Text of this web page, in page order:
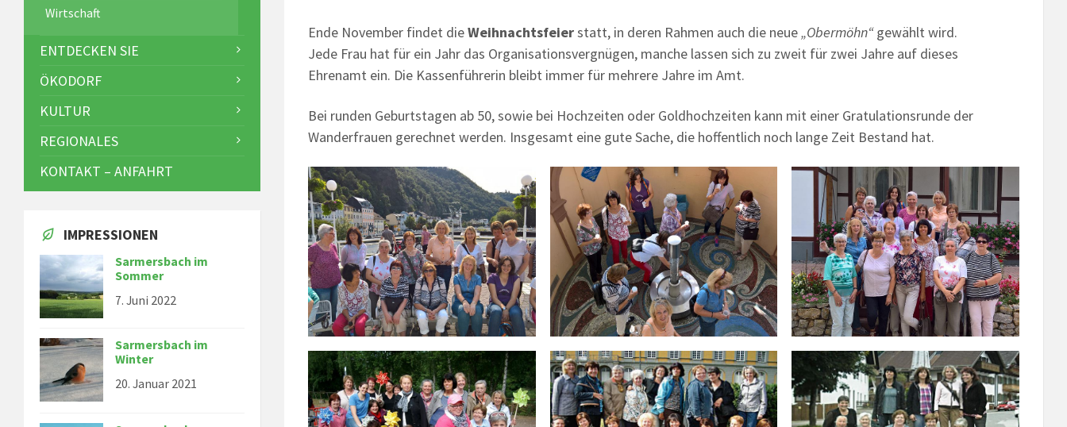
Ende November findet dieWeihnachtsfeierstatt, in deren Rahmen auch die neue„Obermöhn“gewählt wird.
Jede Frau hat für ein Jahr das Organisationsvergnügen, manche lassen sich zu zweit für zwei Jahre auf dieses
Ehrenamt ein. Die Kassenführerin bleibt immer für mehrere Jahre im Amt.
Bei runden Geburtstagen ab 50, sowie bei Hochzeiten oder Goldhochzeiten kann mit einer Gratulationsrunde der
Wanderfrauen gerechnet werden. Insgesamt eine gute Sache, die hoffentlich noch lange Zeit Bestand hat.
Wirtschaft
ENTDECKEN SIE
ÖKODORF
KULTUR
REGIONALES
KONTAKT – ANFAHRT
IMPRESSIONEN
Sarmersbach im
Sommer
7. Juni 2022
Sarmersbach im
Winter
20. Januar 2021